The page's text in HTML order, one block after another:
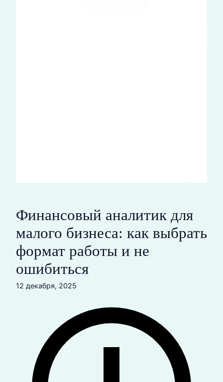
Финансовый аналитик для
малого бизнеса: как выбрать
формат работы и не
ошибиться
12 декабря, 2025